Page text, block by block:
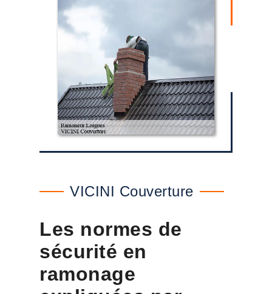
VICINI Couverture
Les normes de
sécurité en
ramonage